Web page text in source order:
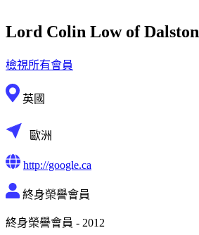
Lord Colin Low of Dalston
檢視所有會員
英國
歐洲
http://google.ca
終身榮譽會員
終身榮譽會員 - 2012